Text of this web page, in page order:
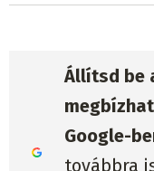
Állítsd be
Google-
továbbra